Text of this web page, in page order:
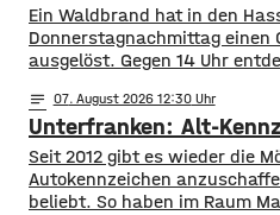
Ein Waldbrand hat in den
Donnerstagnachmittag einen
ausgelöst. Gegen 14 Uhr
Flammen steht – rund 1.000
Die Integrierte Leitstelle
12 Feuerwehren mit rund 100
Brand unter
notes 07. August 2026 12:30
Unterfranken: Alt-
Seit 2012 gibt es wieder die
Autokennzeichen
beliebt. So haben im Raum